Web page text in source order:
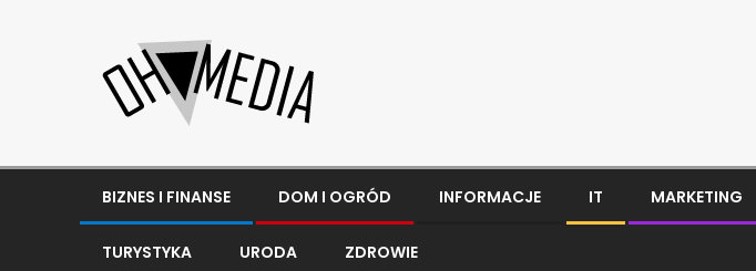
BIZNES I FINANSE DOM I OGRÓD INFORMACJE IT MARKETING
TURYSTYKA URODA ZDROWIE